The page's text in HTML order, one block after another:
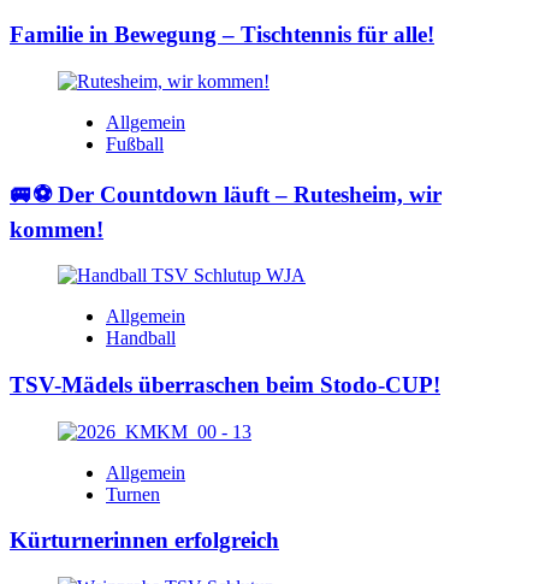
Familie in Bewegung – Tischtennis für alle!
Allgemein
Fußball
🚐⚽ Der Countdown läuft – Rutesheim, wir
kommen!
Allgemein
Handball
TSV-Mädels überraschen beim Stodo-CUP!
Allgemein
Turnen
Kürturnerinnen erfolgreich